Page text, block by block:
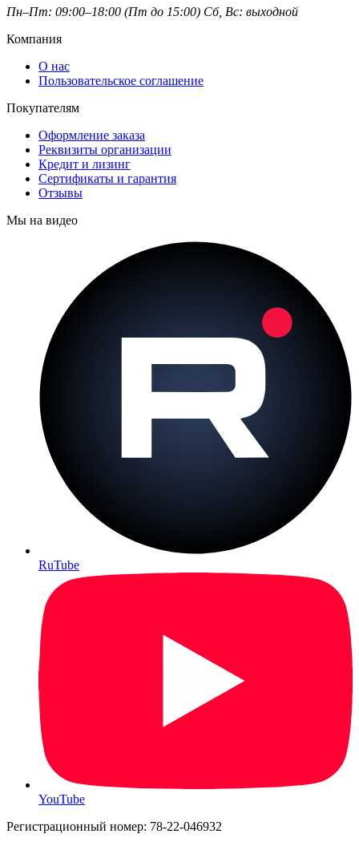
Пн–Пт: 09:00–18:00 (Пт до 15:00) Сб, Вс: выходной
Компания
О нас
Пользовательское соглашение
Покупателям
Оформление заказа
Реквизиты организации
Кредит и лизинг
Сертификаты и гарантия
Отзывы
Мы на видео
RuTube
YouTube
Регистрационный номер: 78-22-046932